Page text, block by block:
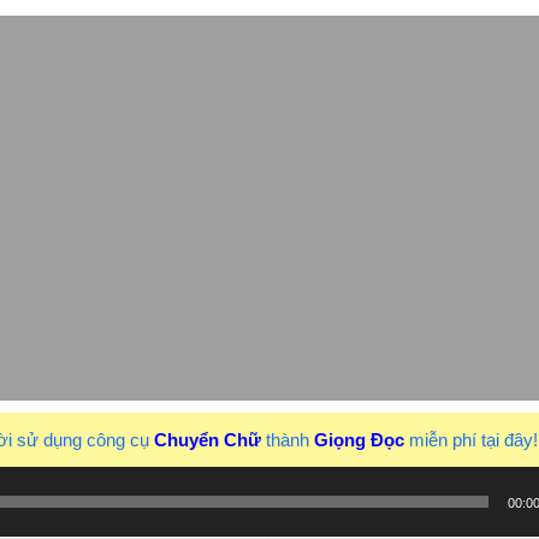
sử dụng công cụ Chuyển Chữ thành Giọng Đọc miễn phí tại đây!
00:00